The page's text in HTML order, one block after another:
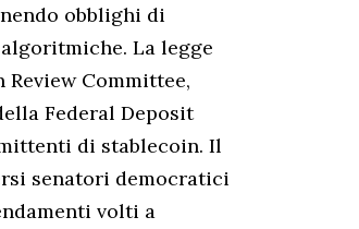
obblighi di
La legge
Committee,
Federal Deposit
di stablecoin. Il
senatori democratici
volti a